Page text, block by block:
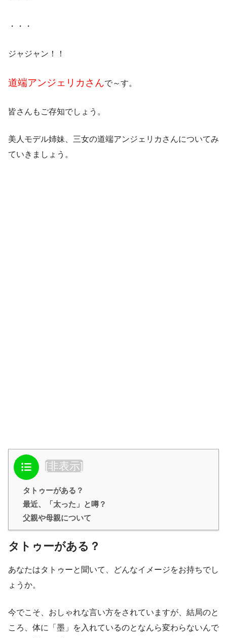
・・・
ジャジャン！！
道端アンジェリカさんで～す。
皆さんもご存知でしょう。
美人モデル姉妹、 三女の道端アンジェリカさんについてみ
ていきましょう。
目次 [非表示]
タトゥーがある？
最近、「太った」と噂？
父親や母親について
タトゥーがある？
あなたはタトゥーと聞いて、どんなイメージをお持ちでし
ょうか。
今でこそ、おしゃれな言い方をされていますが、結局のと
ころ、体に「墨」を入れているのとなんら変わらないんで